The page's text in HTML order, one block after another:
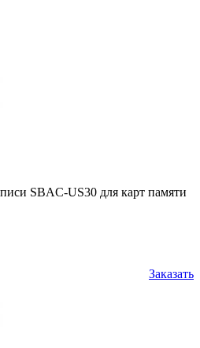
SBAC-US30 для карт памяти
Заказать